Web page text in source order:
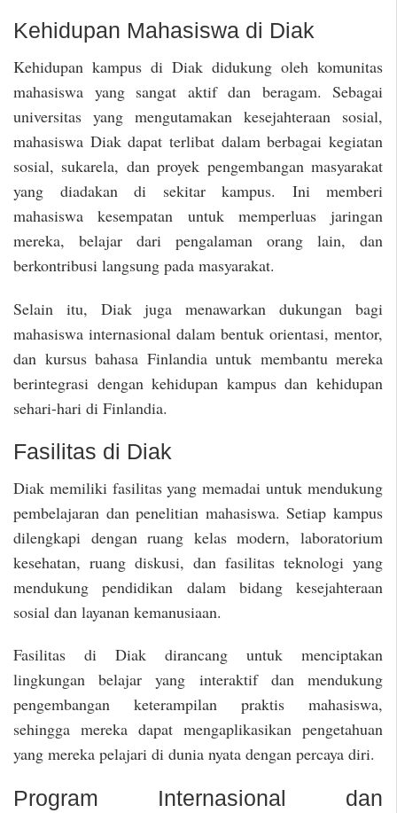
Kehidupan Mahasiswa di Diak
Kehidupan kampus di Diak didukung oleh komunitas
mahasiswa yang sangat aktif dan beragam. Sebagai
universitas yang mengutamakan kesejahteraan sosial,
mahasiswa Diak dapat terlibat dalam berbagai kegiatan
sosial, sukarela, dan proyek pengembangan masyarakat
yang diadakan di sekitar kampus. Ini memberi
mahasiswa kesempatan untuk memperluas jaringan
mereka, belajar dari pengalaman orang lain, dan
berkontribusi langsung pada masyarakat.
Selain itu, Diak juga menawarkan dukungan bagi
mahasiswa internasional dalam bentuk orientasi, mentor,
dan kursus bahasa Finlandia untuk membantu mereka
berintegrasi dengan kehidupan kampus dan kehidupan
sehari-hari di Finlandia.
Fasilitas di Diak
Diak memiliki fasilitas yang memadai untuk mendukung
pembelajaran dan penelitian mahasiswa. Setiap kampus
dilengkapi dengan ruang kelas modern, laboratorium
kesehatan, ruang diskusi, dan fasilitas teknologi yang
mendukung pendidikan dalam bidang kesejahteraan
sosial dan layanan kemanusiaan.
Fasilitas di Diak dirancang untuk menciptakan
lingkungan belajar yang interaktif dan mendukung
pengembangan keterampilan praktis mahasiswa,
sehingga mereka dapat mengaplikasikan pengetahuan
yang mereka pelajari di dunia nyata dengan percaya diri.
Program Internasional dan